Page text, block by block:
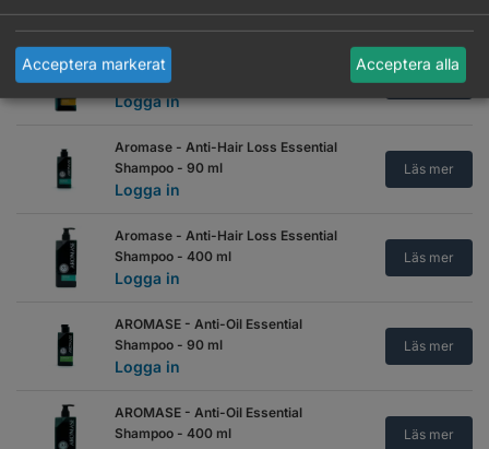
Logga in
AROMASE - Anti-Dandruff
Essential Shampoo - 400 ml
Logga in
Läs mer
Aromase - Anti-Hair Loss Essential
Shampoo - 90 ml
Logga in
Läs mer
Aromase - Anti-Hair Loss Essential
Shampoo - 400 ml
Logga in
Läs mer
AROMASE - Anti-Oil Essential
Shampoo - 90 ml
Logga in
Läs mer
AROMASE - Anti-Oil Essential
Shampoo - 400 ml
Läs mer
Acceptera markerat Acceptera alla